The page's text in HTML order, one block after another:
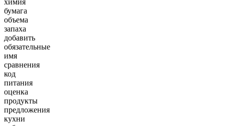
бумага
объема
запаха
добавить
обязательные
имя
сравнения
код
питания
оценка
продукты
предложения
кухни